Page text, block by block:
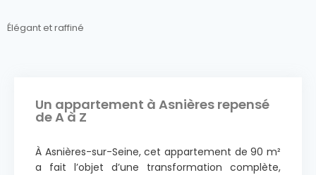
Élégant et raffiné
Un appartement à Asnières repensé
de A à Z
À Asnières-sur-Seine, cet appartement de 90 m²
a fait l’objet d’une transformation complète,